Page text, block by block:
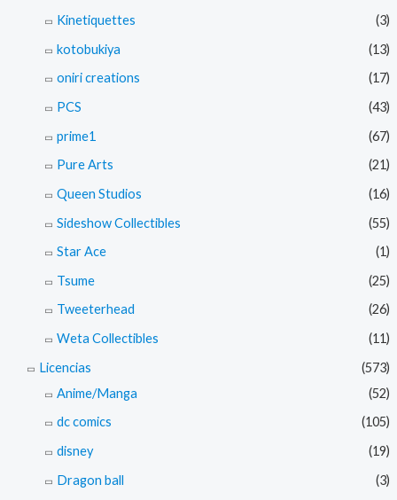
Kinetiquettes
(3)
kotobukiya
(13)
oniri creations
(17)
PCS
(43)
prime1
(67)
Pure Arts
(21)
Queen Studios
(16)
Sideshow Collectibles
(55)
Star Ace
(1)
Tsume
(25)
Tweeterhead
(26)
Weta Collectibles
(11)
Licencias
(573)
Anime/Manga
(52)
dc comics
(105)
disney
(19)
Dragon ball
(3)